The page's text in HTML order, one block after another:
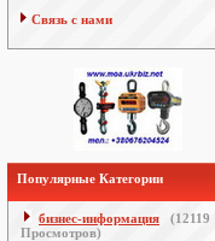
Связь с нами
Популярные Категории
бизнес-информация (12119
Просмотров)